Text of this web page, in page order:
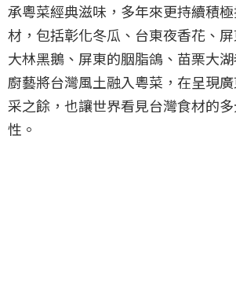
承粵菜經典滋味，多年來更持續積
材，包括彰化冬瓜、台東夜香花、
大林黑鵝、屏東的胭脂鴿、苗栗大
廚藝將台灣風土融入粵菜，在呈現
采之餘，也讓世界看見台灣食材的
性。